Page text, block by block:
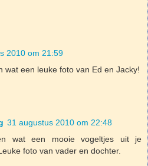
2010 om 21:59
wat een leuke foto van Ed en Jacky!
31 augustus 2010 om 22:48
wat een mooie vogeltjes uit je
foto van vader en dochter.